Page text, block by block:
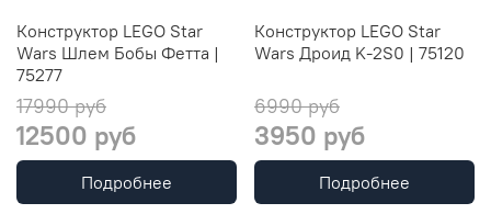
Конструктор LEGO Star
Wars Шлем Бобы Фетта |
75277
17990 руб
12500 руб
Подробнее
Конструктор LEGO Star
Wars Дроид K-2S0 | 75120
6990 руб
3950 руб
Подробнее